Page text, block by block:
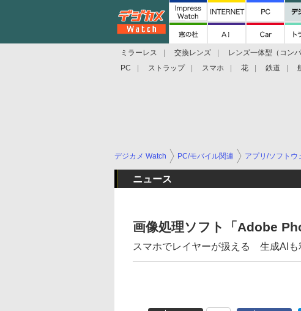
ミラーレス 交換レンズ レンズ一体型（コンパ
PC
ストラップ スマホ 花 鉄道
デジカメ Watch PC/モバイル関連 アプリ/ソフトウ
ニュース
画像処理ソフト「Adobe
スマホでレイヤーが扱える 生成AIも